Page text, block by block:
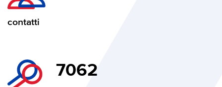
contatti
7062